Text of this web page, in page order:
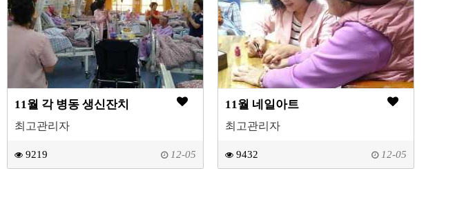
11월 각 병동 생신잔치
최고관리자
9219 12-05
11월 네일아트
최고관리자
9432 12-05